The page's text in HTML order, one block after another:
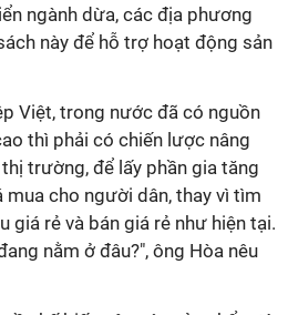
ngành dừa, các địa phương
này để hỗ trợ hoạt động sản
Việt, trong nước đã có nguồn
thì phải có chiến lược nâng
trường, để lấy phần gia tăng
cho người dân, thay vì tìm
giá rẻ và bán giá rẻ như hiện tại.
nằm ở đâu?", ông Hòa nêu